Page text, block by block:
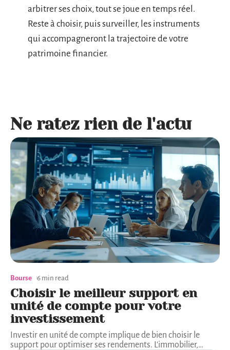
arbitrer ses choix, tout se joue en temps réel.
Reste à choisir, puis surveiller, les instruments
qui accompagneront la trajectoire de votre
patrimoine financier.
Ne ratez rien de l'actu
Bourse 6 min read
Choisir le meilleur support en
unité de compte pour votre
investissement
Investir en unité de compte implique de bien choisir le
support pour optimiser ses rendements. L'immobilier,…